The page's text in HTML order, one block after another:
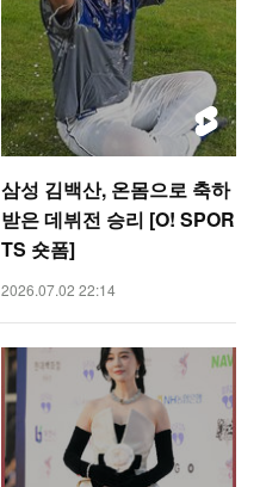
삼성 김백산, 온몸으로 축하
받은 데뷔전 승리 [O! SPOR
TS 숏폼]
2026.07.02 22:14